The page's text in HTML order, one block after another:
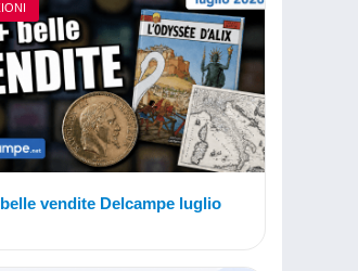
vendite Delcampe luglio